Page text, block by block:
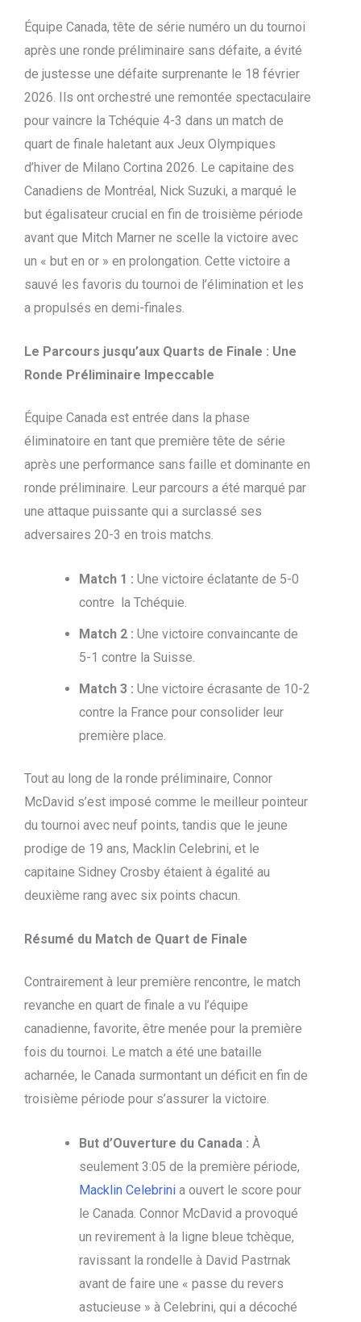
Équipe Canada, tête de série numéro un du tournoi
après une ronde préliminaire sans défaite, a évité
de justesse une défaite surprenante le 18 février
2026. Ils ont orchestré une remontée spectaculaire
pour vaincre la Tchéquie 4-3 dans un match de
quart de finale haletant aux Jeux Olympiques
d’hiver de Milano Cortina 2026. Le capitaine des
Canadiens de Montréal, Nick Suzuki, a marqué le
but égalisateur crucial en fin de troisième période
avant que Mitch Marner ne scelle la victoire avec
un « but en or » en prolongation. Cette victoire a
sauvé les favoris du tournoi de l’élimination et les
a propulsés en demi-finales.
Le Parcours jusqu’aux Quarts de Finale : Une
Ronde Préliminaire Impeccable
Équipe Canada est entrée dans la phase
éliminatoire en tant que première tête de série
après une performance sans faille et dominante en
ronde préliminaire. Leur parcours a été marqué par
une attaque puissante qui a surclassé ses
adversaires 20-3 en trois matchs.
Match 1 : Une victoire éclatante de 5-0
contre la Tchéquie.
Match 2 : Une victoire convaincante de
5-1 contre la Suisse.
Match 3 : Une victoire écrasante de 10-2
contre la France pour consolider leur
première place.
Tout au long de la ronde préliminaire, Connor
McDavid s’est imposé comme le meilleur pointeur
du tournoi avec neuf points, tandis que le jeune
prodige de 19 ans, Macklin Celebrini, et le
capitaine Sidney Crosby étaient à égalité au
deuxième rang avec six points chacun.
Résumé du Match de Quart de Finale
Contrairement à leur première rencontre, le match
revanche en quart de finale a vu l’équipe
canadienne, favorite, être menée pour la première
fois du tournoi. Le match a été une bataille
acharnée, le Canada surmontant un déficit en fin de
troisième période pour s’assurer la victoire.
But d’Ouverture du Canada : À
seulement 3:05 de la première période,
Macklin Celebrini a ouvert le score pour
le Canada. Connor McDavid a provoqué
un revirement à la ligne bleue tchèque,
ravissant la rondelle à David Pastrnak
avant de faire une « passe du revers
astucieuse » à Celebrini, qui a décoché